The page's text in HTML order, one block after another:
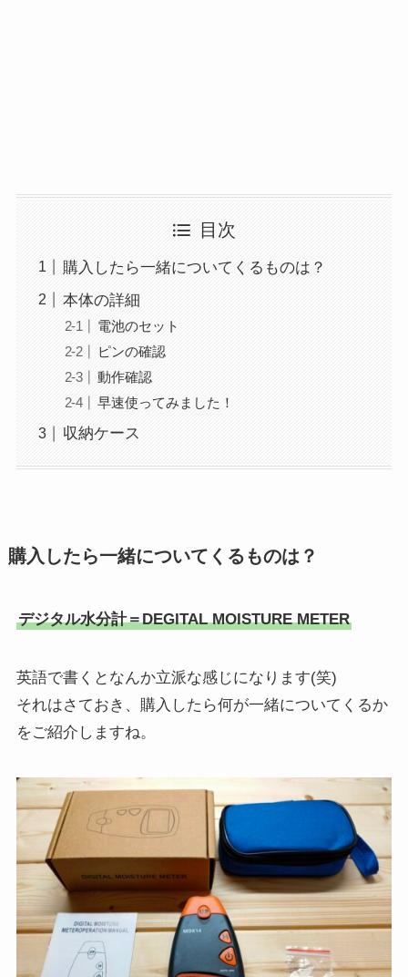
目次
購入したら一緒についてくるものは？
本体の詳細
電池のセット
ピンの確認
動作確認
早速使ってみました！
収納ケース
購入したら一緒についてくるものは？
デジタル水分計＝DEGITAL MOISTURE METER
英語で書くとなんか立派な感じになります(笑)
それはさておき、購入したら何が一緒についてくるか
をご紹介しますね。